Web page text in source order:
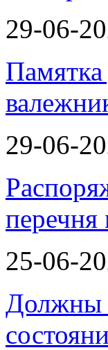
29-06-
29-06-
25-06-
Должны